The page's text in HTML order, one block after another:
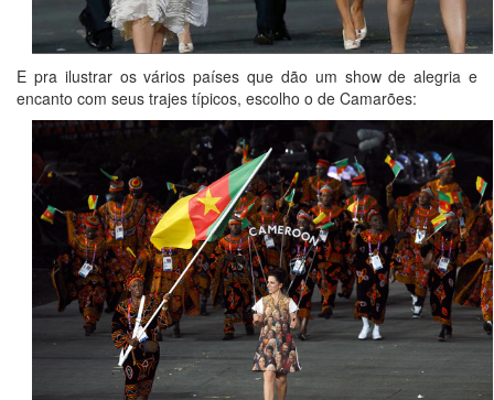
E pra ilustrar os vários países que dão um show de alegria e
encanto com seus trajes típicos, escolho o de Camarões: